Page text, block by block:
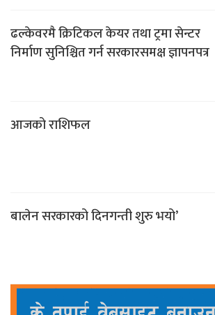
ढल्केवरमै क्रिटिकल केयर तथा ट्रमा सेन्टर
निर्माण सुनिश्चित गर्न सरकारसमक्ष ज्ञापनपत्र
आजको राशिफल
बालेन सरकारको दिनगन्ती शुरु भयो’